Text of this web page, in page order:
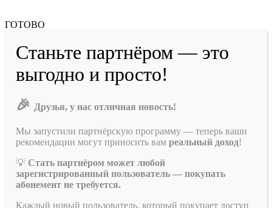
ГОТОВО
Станьте партнёром — это
выгодно и просто!
🎉 Друзья, у нас отличная новость!
Мы запустили партнёрскую программу — теперь ваши
рекомендации могут приносить вам реальный доход!
💡 Стать партнёром может любой
зарегистрированный пользователь — покупать
абонемент не требуется.
Каждый новый пользователь, который покупает доступ